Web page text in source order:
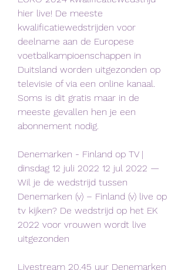
hier live! De meeste
kwalificatiewedstrijden voor
deelname aan de Europese
voetbalkampioenschappen in
Duitsland worden uitgezonden op
televisie of via een online kanaal.
Soms is dit gratis maar in de
meeste gevallen hen je een
abonnement nodig.
Denemarken - Finland op TV |
dinsdag 12 juli 2022 12 jul 2022 —
Wil je de wedstrijd tussen
Denemarken (v) – Finland (v) live op
tv kijken? De wedstrijd op het EK
2022 voor vrouwen wordt live
uitgezonden
Livestream 20.45 uur Denemarken